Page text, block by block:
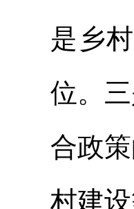
是乡
位。
合政
村建